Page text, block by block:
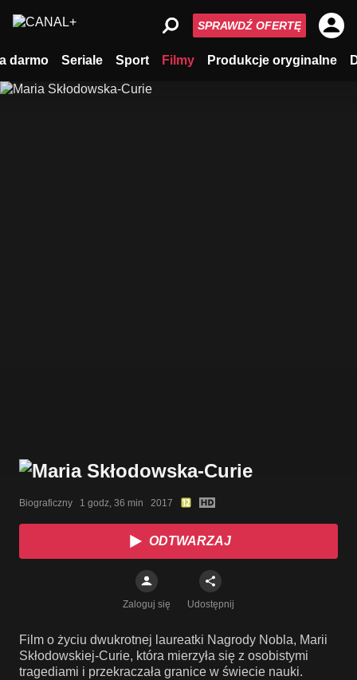
darmo Seriale Sport Filmy Produkcje oryginalne
SPRAWDŹ OFERTĘ
Biograficzny   1 godz, 36 min   2017
ODTWARZAJ
Zaloguj się Udostępnij
Film o życiu dwukrotnej laureatki Nagrody Nobla, Marii
Skłodowskiej-Curie, która mierzyła się z osobistymi
tragediami i przekraczała granice w świecie nauki.